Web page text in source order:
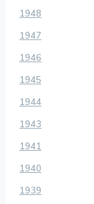
1948
1947
1946
1945
1944
1943
1941
1940
1939